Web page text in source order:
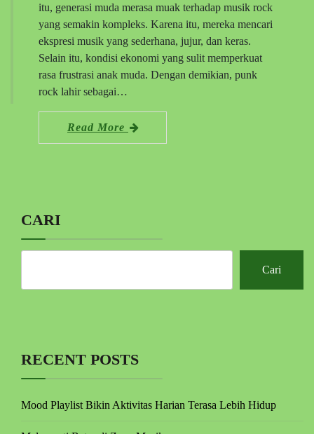
itu, generasi muda merasa muak terhadap musik rock
yang semakin kompleks. Karena itu, mereka mencari
ekspresi musik yang sederhana, jujur, dan keras.
Selain itu, kondisi ekonomi yang sulit memperkuat
rasa frustrasi anak muda. Dengan demikian, punk
rock lahir sebagai…
Read More
CARI
Cari
RECENT POSTS
Mood Playlist Bikin Aktivitas Harian Terasa Lebih Hidup